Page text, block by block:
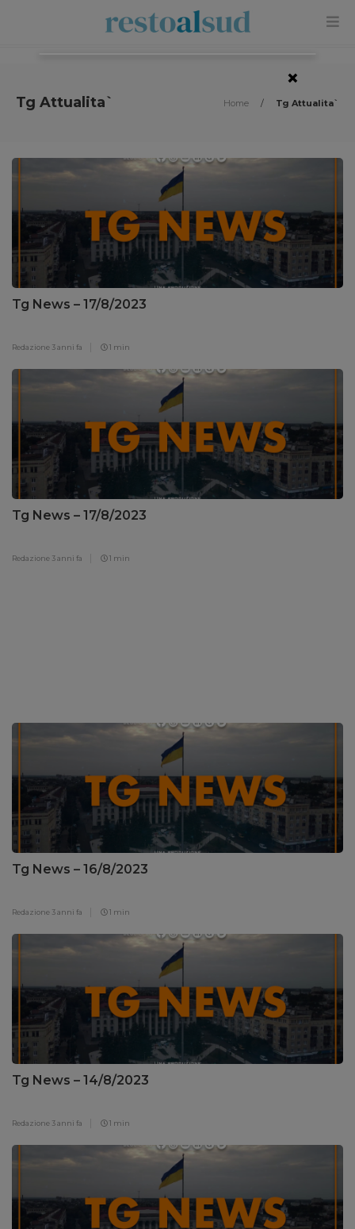
Tg Attualita` Home / Tg Attualita`
Tg News – 17/8/2023
Redazione 3 anni fa 1 min
Tg News – 17/8/2023
Redazione 3 anni fa 1 min
Tg News – 16/8/2023
Redazione 3 anni fa 1 min
Tg News – 14/8/2023
Redazione 3 anni fa 1 min
×